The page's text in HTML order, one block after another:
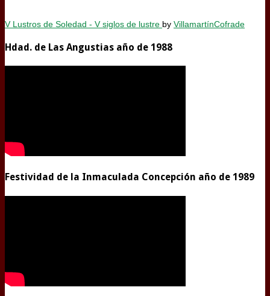
V Lustros de Soledad - V siglos de lustre by VillamartínCofrade
Hdad. de Las Angustias año de 1988
Festividad de la Inmaculada Concepción año de 1989